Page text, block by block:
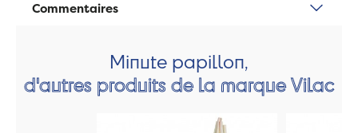
Commentaires
Minute papillon,
d'autres produits de la marque Vilac